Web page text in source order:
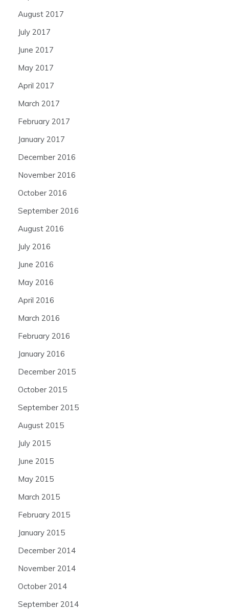
August 2017
July 2017
June 2017
May 2017
April 2017
March 2017
February 2017
January 2017
December 2016
November 2016
October 2016
September 2016
August 2016
July 2016
June 2016
May 2016
April 2016
March 2016
February 2016
January 2016
December 2015
October 2015
September 2015
August 2015
July 2015
June 2015
May 2015
March 2015
February 2015
January 2015
December 2014
November 2014
October 2014
September 2014